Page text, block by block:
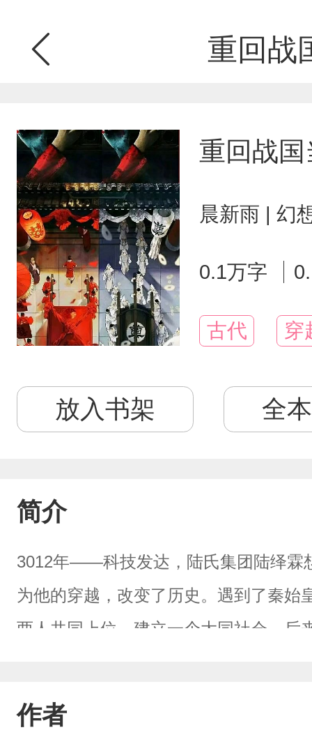
重回战
重回战
晨新雨 | 幻
0.1万字
古代 穿
放入书架 全
简介
3012年——科技发达，陆氏集团陆绎霖
为他的穿越，改变了历史。遇到了秦始
两人共同上位，建立一个大同社会。后
作者